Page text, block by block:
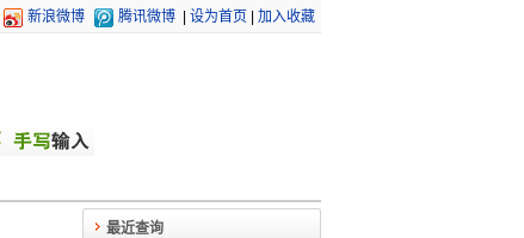
新浪微博 腾讯微博 设为首页 加入收藏
最近查询